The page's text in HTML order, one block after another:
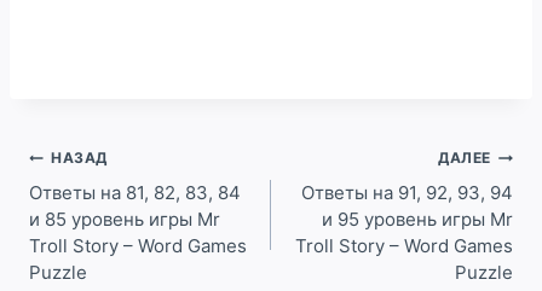
Навигация
по
записям
НАЗАД
Ответы на 81, 82, 83, 84
и 85 уровень игры Mr
Troll Story – Word Games
Puzzle
ДАЛЕЕ
Ответы на 91, 92, 93, 94
и 95 уровень игры Mr
Troll Story – Word Games
Puzzle